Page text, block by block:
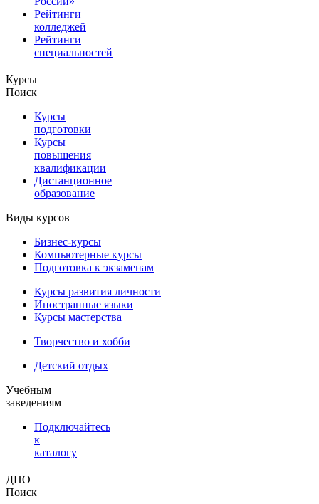
Рейтинги
колледжей
Рейтинги
специальностей
Курсы
Поиск
Курсы
подготовки
Курсы
повышения
квалификации
Дистанционное
образование
Виды курсов
Бизнес-курсы
Компьютерные курсы
Подготовка к экзаменам
Курсы развития личности
Иностранные языки
Курсы мастерства
Творчество и хобби
Детский отдых
Учебным
заведениям
Подключайтесь
к
каталогу
ДПО
Поиск